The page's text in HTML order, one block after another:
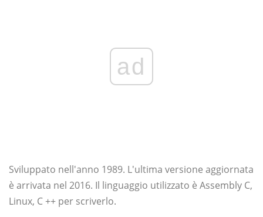
ad
Sviluppato nell'anno 1989. L'ultima versione aggiornata
è arrivata nel 2016. Il linguaggio utilizzato è Assembly C,
Linux, C ++ per scriverlo.